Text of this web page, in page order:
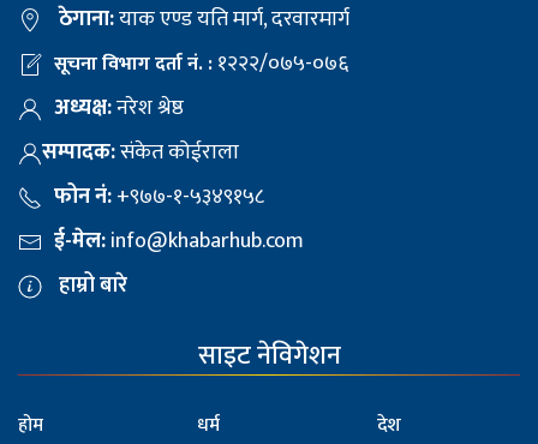
ठेगाना:याक एण्ड यति मार्ग, दरवारमार्ग
सूचना विभाग दर्ता नं. :१२२२/०७५-०७६
अध्यक्ष:नरेश श्रेष्ठ
सम्पादक:संकेत कोईराला
फोन नं:+९७७-१-५३४९१५८
ई-मेल:info@khabarhub.com
हाम्रो बारे
साइट नेविगेशन
होम
धर्म
देश